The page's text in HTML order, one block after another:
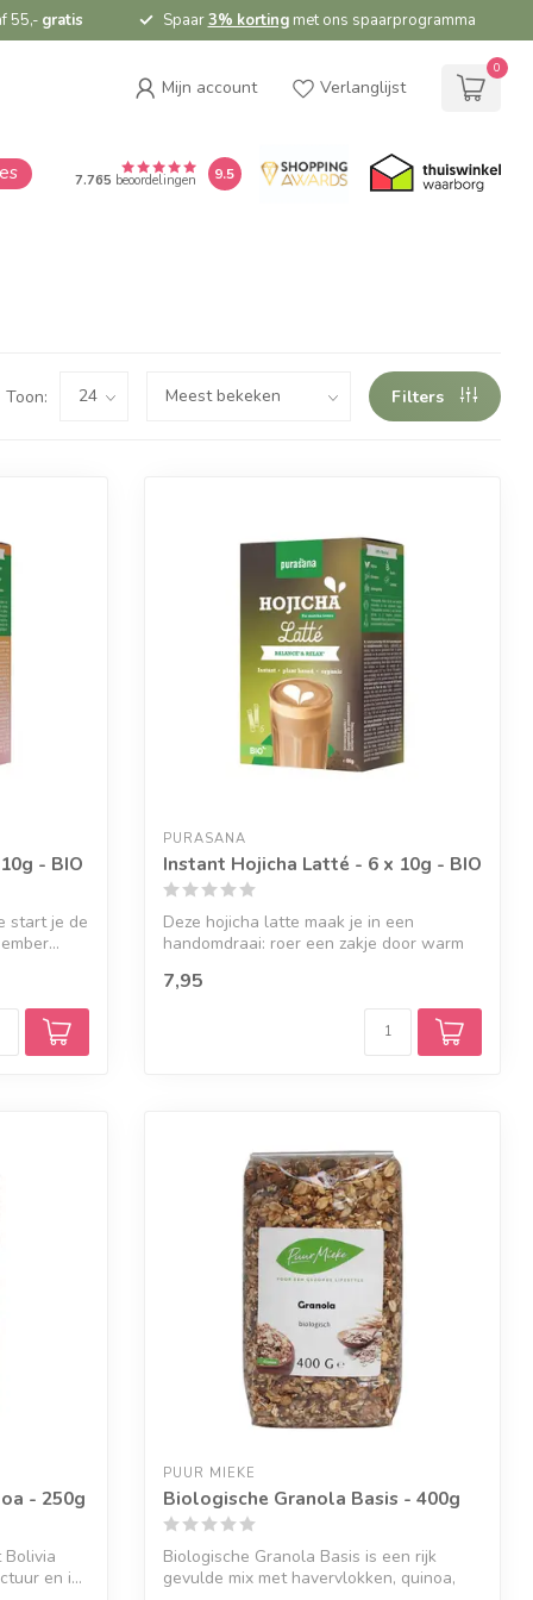
55,- gratis Spaar3% kortingmet ons spaarprogramma
Mijn account Verlanglijst
0
7.765 beoordelingen 9.5
Toon: Filters
- BIO
start je de
PURASANA
Instant Hojicha Latté - 6 x 10g - BIO
Deze hojicha latte maak je in een
handomdraai: roer een zakje door warm
7,95
- 250g
en i...
PUUR MIEKE
Biologische Granola Basis - 400g
Biologische Granola Basis is een rijk
gevulde mix met havervlokken, quinoa,